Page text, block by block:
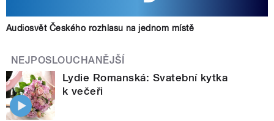
Audiosvět Českého rozhlasu na jednom místě
NEJPOSLOUCHANĚJŠÍ
Lydie Romanská: Svatební kytka
k večeři